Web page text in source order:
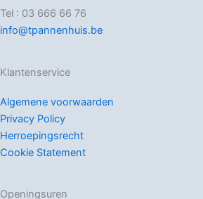
Tel : 03 666 66 76
info@tpannenhuis.be
Klantenservice
Algemene voorwaarden
Privacy Policy
Herroepingsrecht
Cookie Statement
Openingsuren